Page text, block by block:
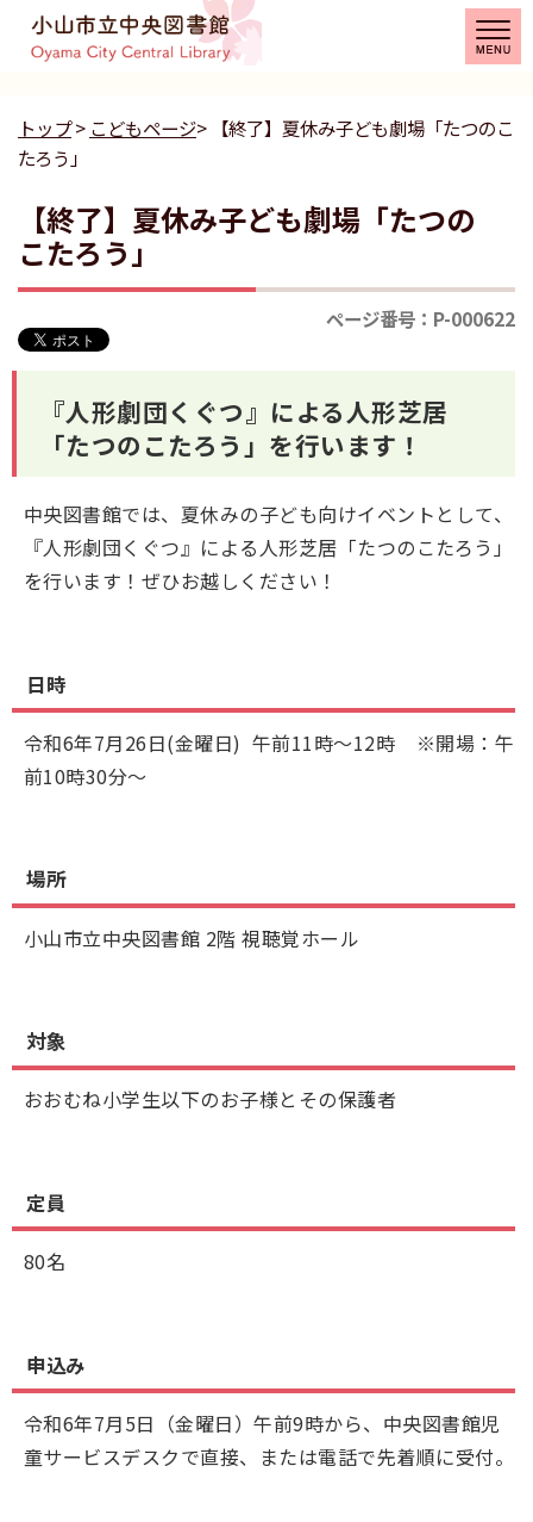
トップ> こどもページ> 【終了】夏休み子ども劇場「たつのこ
たろう」
【終了】夏休み子ども劇場「たつの
こたろう」
ページ番号：P-000622
『人形劇団くぐつ』による人形芝居
「たつのこたろう」を行います！
中央図書館では、夏休みの子ども向けイベントとして、
『人形劇団くぐつ』による人形芝居「たつのこたろう」
を行います！ぜひお越しください！
日時
令和6年7月26日(金曜日) 午前11時～12時 ※開場：午
前10時30分～
場所
小山市立中央図書館 2階 視聴覚ホール
対象
おおむね小学生以下のお子様とその保護者
定員
80名
申込み
令和6年7月5日（金曜日）午前9時から、中央図書館児
童サービスデスクで直接、または電話で先着順に受付。